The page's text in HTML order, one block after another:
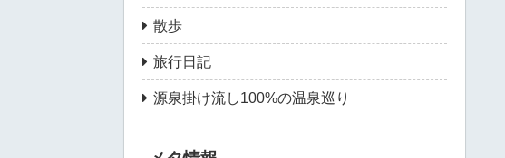
散歩
旅行日記
源泉掛け流し100%の温泉巡り